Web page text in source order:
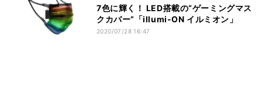
7色に輝く！ LED搭載の“ゲーミングマス
クカバー”「illumi-ON イルミオン」
2020/07/28 16:47